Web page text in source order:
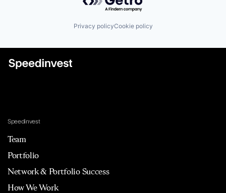
Privacy policyCookie policy
Speedinvest
Team
Portfolio
Network & Portfolio Success
How We Work